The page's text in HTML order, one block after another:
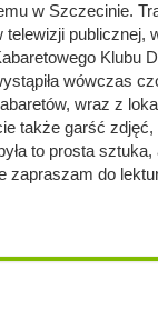
w Szczecinie.
telewizji publicznej,
Klubu
wówczas
wraz z
także garść zdjęć,
to prosta
zapraszam do